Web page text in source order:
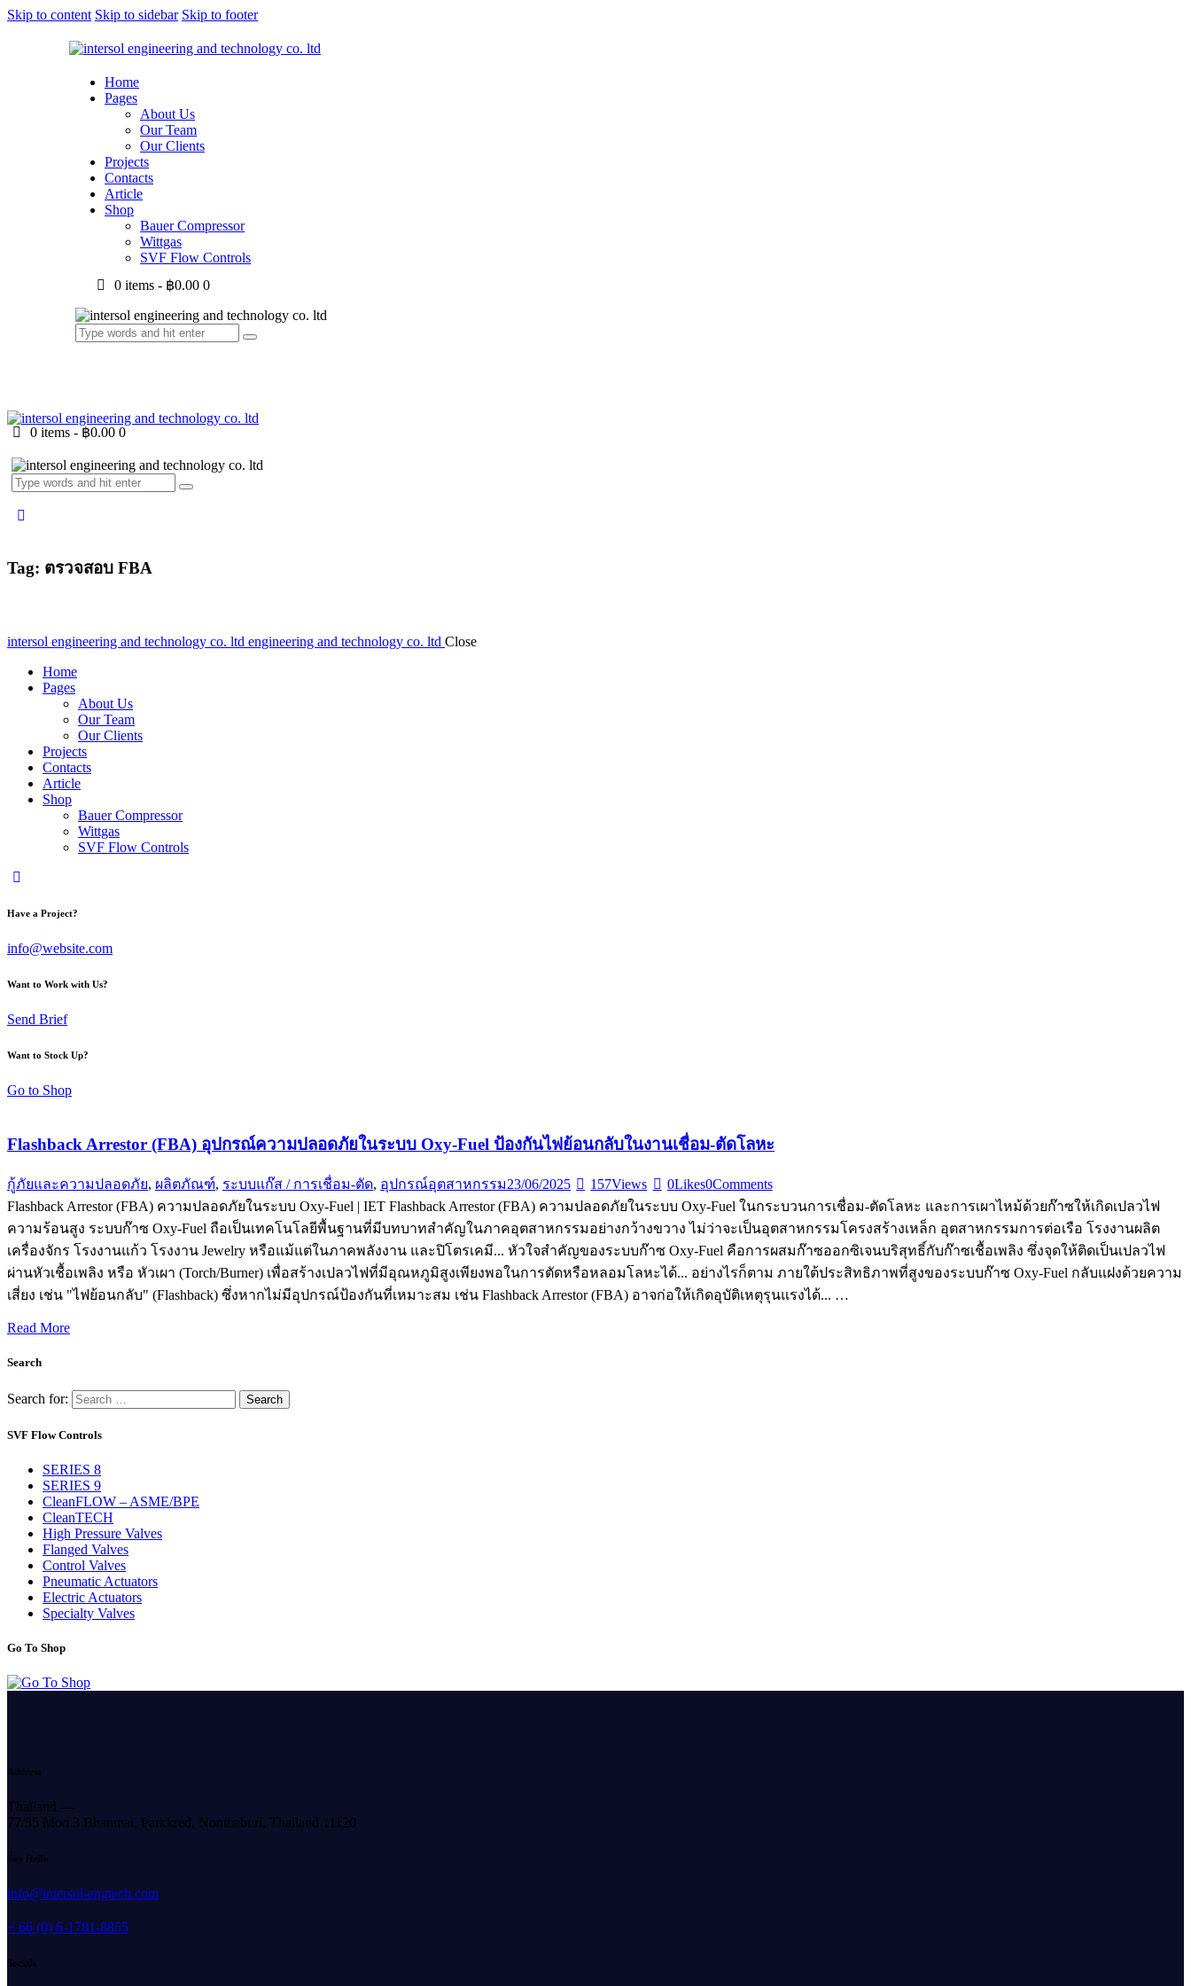
Skip to content Skip to sidebar Skip to footer
Home
Pages
About Us
Our Team
Our Clients
Projects
Contacts
Article
Shop
Bauer Compressor
Wittgas
SVF Flow Controls
0 items - ฿0.00 0
0 items - ฿0.00 0
Tag: ตรวจสอบ FBA
intersol engineering and technology co. ltd engineering and technology co. ltd Close
Home
Pages
About Us
Our Team
Our Clients
Projects
Contacts
Article
Shop
Bauer Compressor
Wittgas
SVF Flow Controls
Have a Project?
info@website.com
Want to Work with Us?
Send Brief
Want to Stock Up?
Go to Shop
Flashback Arrestor (FBA) อุปกรณ์ความปลอดภัยในระบบ Oxy-Fuel ป้องกันไฟย้อนกลับในงานเชื่อม-ตัดโลหะ
กู้ภัยและความปลอดภัย, ผลิตภัณฑ์, ระบบแก๊ส / การเชื่อม-ตัด, อุปกรณ์อุตสาหกรรม23/06/2025 157Views 0Likes0Comments
Flashback Arrestor (FBA) ความปลอดภัยในระบบ Oxy-Fuel | IET Flashback Arrestor (FBA) ความปลอดภัยในระบบ Oxy-Fuel ในกระบวนการเชื่อม-ตัดโลหะ และการเผาไหม้ด้วยก๊าซให้เกิดเปลวไฟ
ความร้อนสูง ระบบก๊าซ Oxy-Fuel ถือเป็นเทคโนโลยีพื้นฐานที่มีบทบาทสำคัญในภาคอุตสาหกรรมอย่างกว้างขวาง ไม่ว่าจะเป็นอุตสาหกรรมโครงสร้างเหล็ก อุตสาหกรรมการต่อเรือ โรงงานผลิต
เครื่องจักร โรงงานแก้ว โรงงาน Jewelry หรือแม้แต่ในภาคพลังงาน และปิโตรเคมี... หัวใจสำคัญของระบบก๊าซ Oxy-Fuel คือการผสมก๊าซออกซิเจนบริสุทธิ์กับก๊าซเชื้อเพลิง ซึ่งจุดให้ติดเป็นเปลวไฟ
ผ่านหัวเชื้อเพลิง หรือ หัวเผา (Torch/Burner) เพื่อสร้างเปลวไฟที่มีอุณหภูมิสูงเพียงพอในการตัดหรือหลอมโลหะได้... อย่างไรก็ตาม ภายใต้ประสิทธิภาพที่สูงของระบบก๊าซ Oxy-Fuel กลับแฝงด้วยความ
เสี่ยง เช่น "ไฟย้อนกลับ" (Flashback) ซึ่งหากไม่มีอุปกรณ์ป้องกันที่เหมาะสม เช่น Flashback Arrestor (FBA) อาจก่อให้เกิดอุบัติเหตุรุนแรงได้... …
Read More
Search
Search for:
SVF Flow Controls
SERIES 8
SERIES 9
CleanFLOW – ASME/BPE
CleanTECH
High Pressure Valves
Flanged Valves
Control Valves
Pneumatic Actuators
Electric Actuators
Specialty Valves
Go To Shop
Address
Thailand —
77/55 Moo.3 Bhanmai, Parkkred, Nonthaburi, Thailand 11120
Say Hello
info@intersol-engtech.com
+ 66 (0) 6-1781-8855
Socials